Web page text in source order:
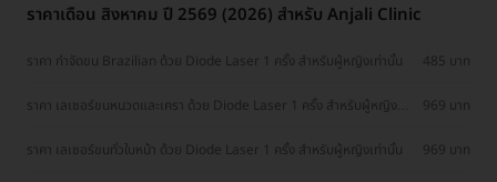
ราคาเดือน สิงหาคม ปี 2569 (2026) สำหรับ Anjali Clinic
ราคา กำจัดขน Brazilian ด้วย Diode Laser 1 ครั้ง สำหรับผู้หญิงเท่านั้น 485 บาท
ราคา เลเซอร์ขนหนวดและเครา ด้วย Diode Laser 1 ครั้ง สำหรับผู้หญิง
969 บาท
ราคา เลเซอร์ขนทั่วใบหน้า ด้วย Diode Laser 1 ครั้ง สำหรับผู้หญิงเท่านั้น 969 บาท